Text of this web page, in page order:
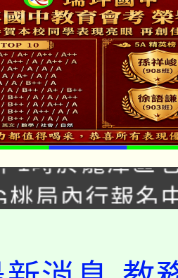
」8/29、30在
場!
1時於龍潭區
。
桃局內行報名
園市運動會8/